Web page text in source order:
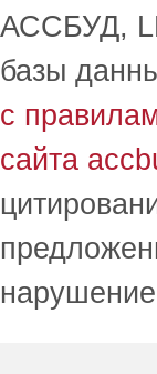
АССБУД,
базы
с
сайта